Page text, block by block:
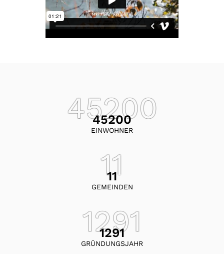
Verschiedene Informationen
EINWOHNER
GEMEINDEN
GRÜNDUNGSJAHR